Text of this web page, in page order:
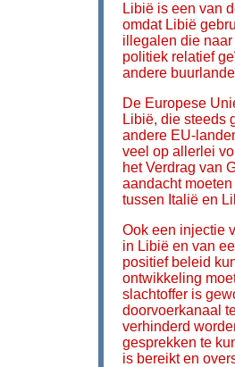
Libië is een van
omdat Libië
illegalen die
politiek relatief
andere
De Europese
Libië, die steeds
andere EU-
veel op allerlei
het Verdrag van
aandacht
tussen Italië en
Ook een injectie
in Libië en van
positief beleid
ontwikkeling
slachtoffer is
doorvoerkanaal
verhinderd
gesprekken te
is bereikt en